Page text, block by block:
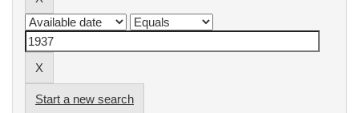
Start a new search